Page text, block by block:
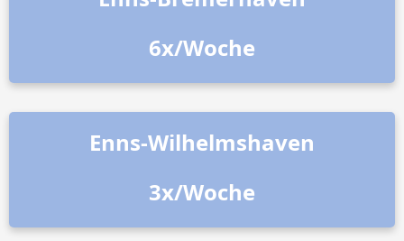
6x/Woche
Enns-Wilhelmshaven
3x/Woche